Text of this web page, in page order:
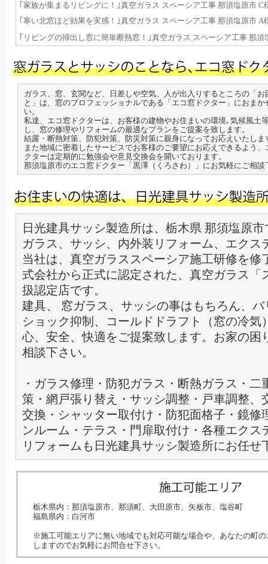
｢家族が集まるリビングに！｣真空ガラス スペーシア工事 那須塩原市 C
｢寒い北窓ほど効果を実感！｣真空ガラス スペーシア工事 那須塩原市 A
｢リビングの掃出し窓に簡単断熱窓！｣真空ガラス スペーシア工事 那須
ガラス、窓、玄関など、日差しや空気、人が出入りするところの「お
と」は、窓のプロフェッショナルである「エコ窓ドクター」におまか
い。
私達、エコ窓ドクターは、お客様の建物やお住まいの環境､気候風土
し、窓の修理やリフォームの最適なプランをご提案を致します。
結露・断熱対策、防犯対策、防災対策に親身になってお応えいたしま
また地域に密着したサービスでお客様のご要望にお応えできるよう、
クターは定期的に勉強会や意見交換会を開いております。
那須塩原市のエコ窓ドクター「黒澤（くろさわ）」にお気軽にご相談
日光建具サッシ製造所は、栃木県 那須塩原
ガラス、サッシ、内外装リフォーム、エクス
当社は、真空ガラススペーシア施工研修を修
式会社から正式に認定された、真空ガラス「
扱認定店です。
建具、 窓ガラス、サッシの事はもちろん、
ショック抑制、コールドドラフト（窓の冷気
心、安全、快適をご提案致します。お家の困
相談下さい。
・ガラス修理・防犯ガラス・断熱ガラス・二
策・網戸張り替え・サッシ調整・戸車調整、
交換・シャッター取付け・防犯面格子・鏡修
ンルーム・テラス・門扉取付け・各種エクス
リフォームも日光建具サッシ製造所にお任せ
栃木県内：那須塩原市、那須町、大田原市、矢板市、塩谷町
福島県内：白河市
※施工可能エリアに無い地域でも対応可能な場合や、あなたの町
しますのでお気軽にお問合せ下さい。